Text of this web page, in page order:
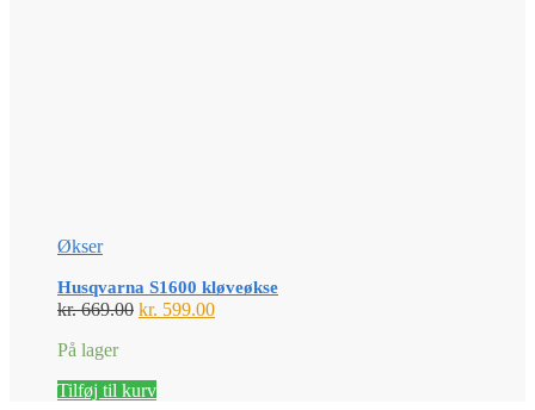
Økser
Husqvarna S1600 kløveøkse
kr.669.00 Den
kr. 669.00.
kr. 599.00Den
På lager
Tilføj til kurv